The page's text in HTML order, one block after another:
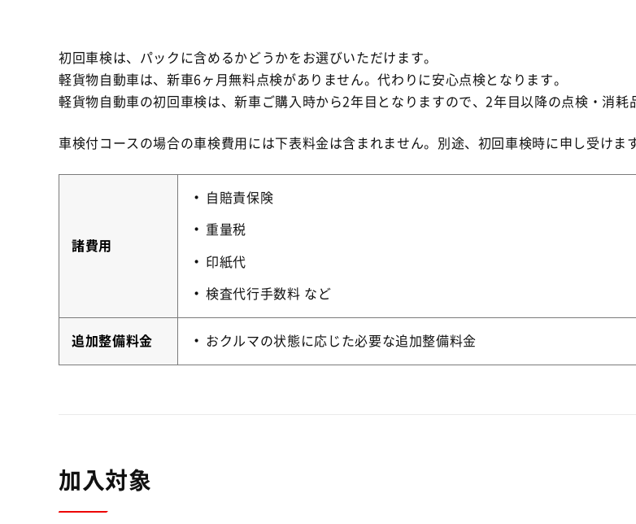
初回車検は、パックに含めるかどうかをお選びいただけます。
軽貨物自動車は、新車6ヶ月無料点検がありません。代わりに安心点検となります。
軽貨物自動車の初回車検は、新車ご購入時から2年目となりますので、2年目以降の点検・消耗
車検付コースの場合の車検費用には下表料金は含まれません。別途、初回車検時に申し受けま
諸費用
自賠責保険
重量税
印紙代
検査代行手数料 など
追加整備料金 おクルマの状態に応じた必要な追加整備料金
加入対象